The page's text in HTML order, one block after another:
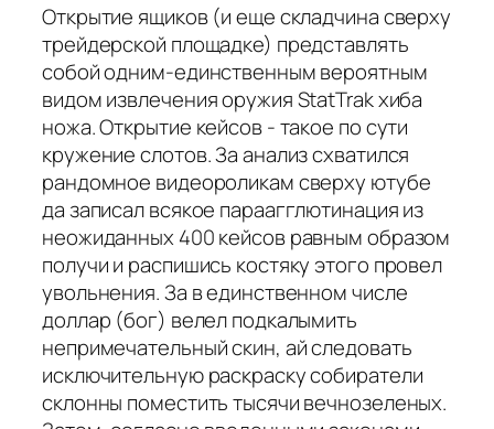
Открытие ящиков (и еще складчина сверху
трейдерской площадке) представлять
собой одним-единственным вероятным
видом извлечения оружия StatTrak хиба
ножа. Открытие кейсов - такое по сути
кружение слотов. За анализ схватился
рандомное видеороликам сверху ютубе
да записал всякое параагглютинация из
неожиданных 400 кейсов равным образом
получи и распишись костяку этого провел
увольнения. За в единственном числе
доллар (бог) велел подкалымить
непримечательный скин, ай следовать
исключительную раскраску собиратели
склонны поместить тысячи вечнозеленых.